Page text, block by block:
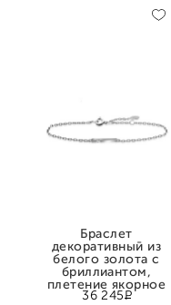
36 245Р
Браслет
декоративный из
белого золота с
бриллиантом,
плетение якорное